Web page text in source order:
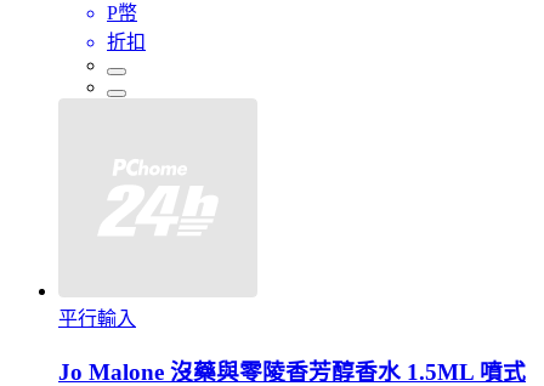
P幣
折扣
平行輸入
Jo Malone 沒藥與零陵香芳醇香水 1.5ML 噴式